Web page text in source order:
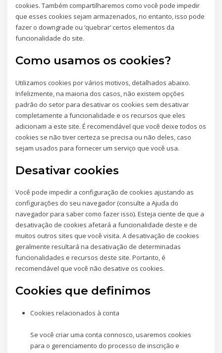
cookies. Também compartilharemos como você pode impedir
que esses cookies sejam armazenados, no entanto, isso pode
fazer o downgrade ou ‘quebrar’ certos elementos da
funcionalidade do site.
Como usamos os cookies?
Utilizamos cookies por vários motivos, detalhados abaixo.
Infelizmente, na maioria dos casos, não existem opções
padrão do setor para desativar os cookies sem desativar
completamente a funcionalidade e os recursos que eles
adicionam a este site. É recomendável que você deixe todos os
cookies se não tiver certeza se precisa ou não deles, caso
sejam usados ​​para fornecer um serviço que você usa.
Desativar cookies
Você pode impedir a configuração de cookies ajustando as
configurações do seu navegador (consulte a Ajuda do
navegador para saber como fazer isso). Esteja ciente de que a
desativação de cookies afetará a funcionalidade deste e de
muitos outros sites que você visita. A desativação de cookies
geralmente resultará na desativação de determinadas
funcionalidades e recursos deste site. Portanto, é
recomendável que você não desative os cookies.
Cookies que definimos
Cookies relacionados à conta
Se você criar uma conta connosco, usaremos cookies
para o gerenciamento do processo de inscrição e